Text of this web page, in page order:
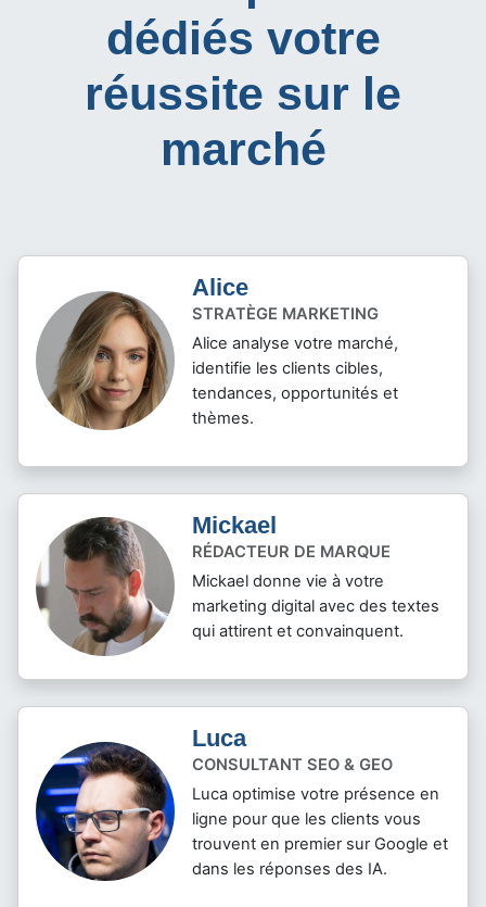
dédiés votre
réussite sur le
marché
Alice
STRATÈGE MARKETING
Alice analyse votre marché,
identifie les clients cibles,
tendances, opportunités et
thèmes.
Mickael
RÉDACTEUR DE MARQUE
Mickael donne vie à votre
marketing digital avec des textes
qui attirent et convainquent.
Luca
CONSULTANT SEO & GEO
Luca optimise votre présence en
ligne pour que les clients vous
trouvent en premier sur Google et
dans les réponses des IA.